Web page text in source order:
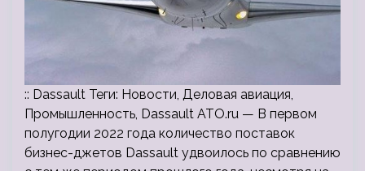
:: Dassault Теги: Новости, Деловая авиация,
Промышленность, Dassault ATO.ru — В первом
полугодии 2022 года количество поставок
бизнес-джетов Dassault удвоилось по сравнению